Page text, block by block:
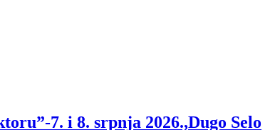
7. i 8. srpnja 2026.,Dugo Selo